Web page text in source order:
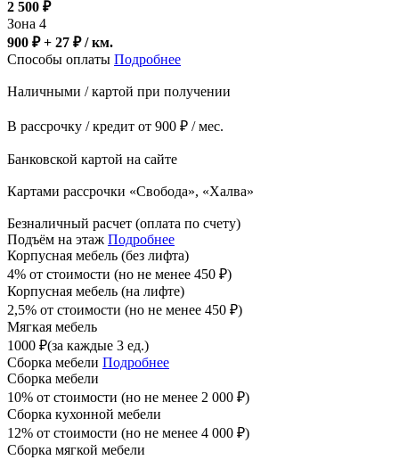
2 500 ₽
Зона 4
900 ₽ + 27 ₽/ км.
Способы оплаты Подробнее
Наличными / картой при получении
В рассрочку / кредит от 900 ₽ / мес.
Банковской картой на сайте
Картами рассрочки «Свобода», «Халва»
Безналичный расчет (оплата по счету)
Подъём на этаж Подробнее
Корпусная мебель (без лифта)
4% от стоимости (но не менее 450 ₽)
Корпусная мебель (на лифте)
2,5% от стоимости (но не менее 450 ₽)
Мягкая мебель
1000 ₽(за каждые 3 ед.)
Сборка мебели Подробнее
Сборка мебели
10% от стоимости (но не менее 2 000 ₽)
Сборка кухонной мебели
12% от стоимости (но не менее 4 000 ₽)
Сборка мягкой мебели